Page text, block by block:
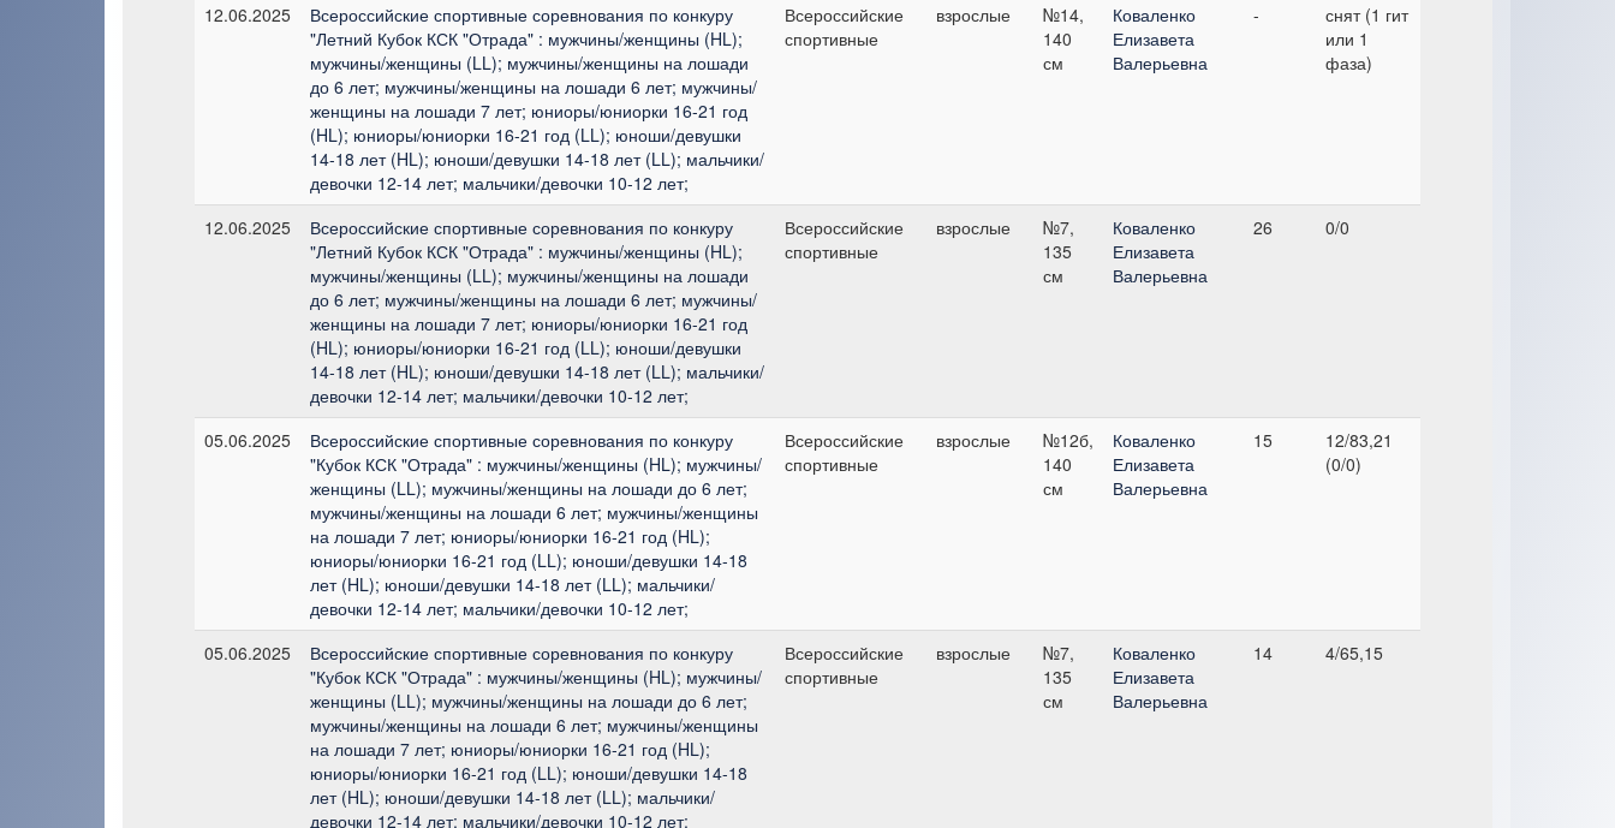
12.06.2025
Всероссийские спортивные соревнования по конкуру
"Летний Кубок КСК "Отрада" : мужчины/женщины (HL);
мужчины/женщины (LL); мужчины/женщины на лошади
до 6 лет; мужчины/женщины на лошади 6 лет; мужчины/
женщины на лошади 7 лет; юниоры/юниорки 16-21 год
(HL); юниоры/юниорки 16-21 год (LL); юноши/девушки
14-18 лет (HL); юноши/девушки 14-18 лет (LL); мальчики/
девочки 12-14 лет; мальчики/девочки 10-12 лет;
Всероссийские
спортивные
взрослые
№14,
140
см
Коваленко
Елизавета
Валерьевна
-
снят (1 гит
или 1
фаза)
12.06.2025
Всероссийские спортивные соревнования по конкуру
"Летний Кубок КСК "Отрада" : мужчины/женщины (HL);
мужчины/женщины (LL); мужчины/женщины на лошади
до 6 лет; мужчины/женщины на лошади 6 лет; мужчины/
женщины на лошади 7 лет; юниоры/юниорки 16-21 год
(HL); юниоры/юниорки 16-21 год (LL); юноши/девушки
14-18 лет (HL); юноши/девушки 14-18 лет (LL); мальчики/
девочки 12-14 лет; мальчики/девочки 10-12 лет;
Всероссийские
спортивные
взрослые
№7,
135
см
Коваленко
Елизавета
Валерьевна
26 0/0
05.06.2025
Всероссийские спортивные соревнования по конкуру
"Кубок КСК "Отрада" : мужчины/женщины (HL); мужчины/
женщины (LL); мужчины/женщины на лошади до 6 лет;
мужчины/женщины на лошади 6 лет; мужчины/женщины
на лошади 7 лет; юниоры/юниорки 16-21 год (HL);
юниоры/юниорки 16-21 год (LL); юноши/девушки 14-18
лет (HL); юноши/девушки 14-18 лет (LL); мальчики/
девочки 12-14 лет; мальчики/девочки 10-12 лет;
Всероссийские
спортивные
взрослые
№12б,
140
см
Коваленко
Елизавета
Валерьевна
15
12/83,21
(0/0)
05.06.2025
Всероссийские спортивные соревнования по конкуру
"Кубок КСК "Отрада" : мужчины/женщины (HL); мужчины/
женщины (LL); мужчины/женщины на лошади до 6 лет;
мужчины/женщины на лошади 6 лет; мужчины/женщины
на лошади 7 лет; юниоры/юниорки 16-21 год (HL);
юниоры/юниорки 16-21 год (LL); юноши/девушки 14-18
лет (HL); юноши/девушки 14-18 лет (LL); мальчики/
девочки 12-14 лет; мальчики/девочки 10-12 лет;
Всероссийские
спортивные
взрослые
№7,
135
см
Коваленко
Елизавета
Валерьевна
14 4/65,15